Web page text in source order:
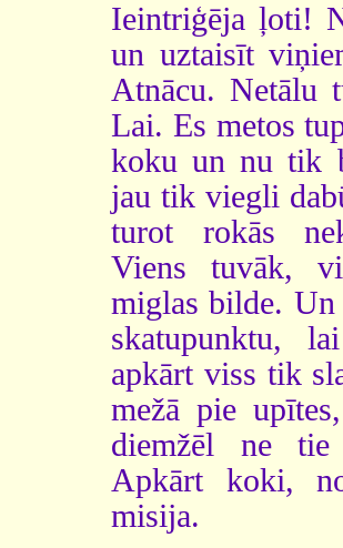
Ieintriģēja ļoti!
un uztaisīt
Atnācu. Netālu
Lai. Es metos
koku un nu tik
jau tik viegli
turot rokās
Viens tuvāk,
miglas bilde.
skatupunktu,
apkārt viss tik
mežā pie
diemžēl ne tie
Apkārt koki,
misija.